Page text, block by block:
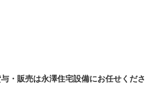
・販売は永澤住宅設備にお任せくださ